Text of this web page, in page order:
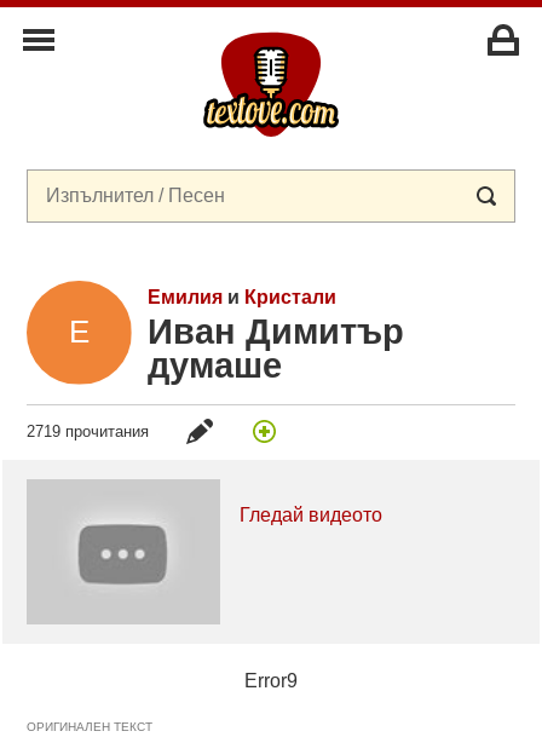
Емилияи Кристали
Иван Димитър
думаше
2719 прочитания
Гледай видеото
Error9
ОРИГИНАЛЕН ТЕКСТ